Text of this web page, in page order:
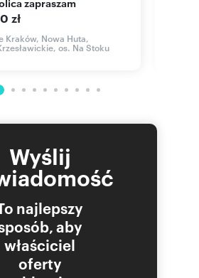
zł
Kraków, Nowa Huta,
os. Na Stoku
Wyślij
najlepszy
aby
właściciel
oferty